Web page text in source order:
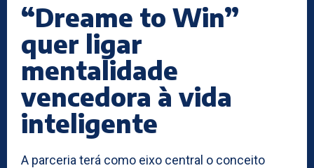
“Dreame to Win”
quer ligar
mentalidade
vencedora à vida
inteligente
A parceria terá como eixo central o conceito